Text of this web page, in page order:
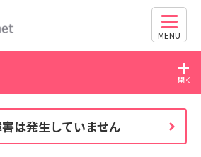
MENU
明書の有効期限と更新方法に関す
は発生していません